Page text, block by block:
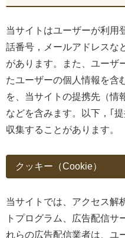
当サイトはユーザーが利用
話番号，メールアドレスな
があります。また、ユーザ
たユーザーの個人情報を含
を、当サイトの提携先（情
などを含みます。以下，｢
収集することがあります。
クッキー（Cookie）
当サイトでは、アクセス解
トプログラム、広告配信サ
れらの広告配信業者は、ユ